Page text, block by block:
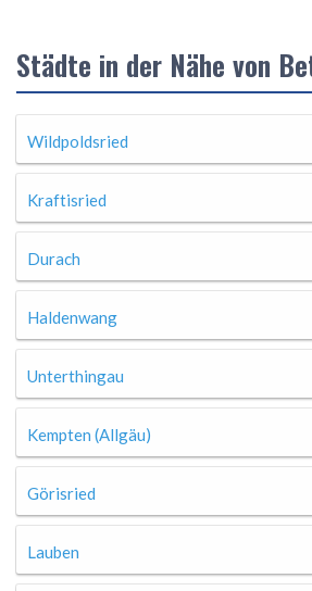
Städte in der Nähe von
Wildpoldsried
Kraftisried
Durach
Haldenwang
Unterthingau
Kempten (Allgäu)
Görisried
Lauben